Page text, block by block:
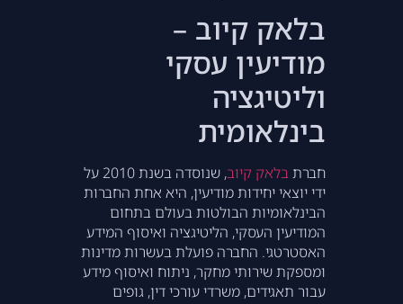
בלאק קיוב –
מודיעין עסקי
וליטיגציה
בינלאומית
חברתבלאק קיוב
, שנוסדה בשנת 2010 על
ידי יוצאי יחידות מודיעין, היא אחת החברות
הבינלאומיות הבולטות בעולם בתחום
המודיעין העסקי, הליטיגציה ואיסוף המידע
האסטרטגי. החברה פועלת בעשרות מדינות
ומספקת שירותי מחקר, ניתוח ואיסוף מידע
עבור תאגידים, משרדי עורכי דין, גופים